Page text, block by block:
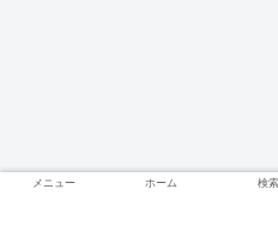
メニュー ホーム 検索